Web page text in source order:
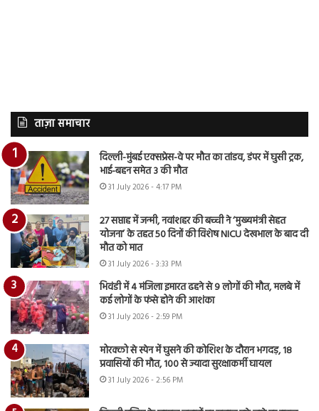
ताज़ा समाचार
दिल्ली-मुंबई एक्सप्रेस-वे पर मौत का तांडव, डंपर में घुसी ट्रक,
भाई-बहन समेत 3 की मौत
31 July 2026 - 4:17 PM
27 सप्ताह में जन्मी, नवांशहर की बच्ची ने ‘मुख्यमंत्री सेहत
योजना’ के तहत 50 दिनों की विशेष NICU देखभाल के बाद दी
मौत को मात
31 July 2026 - 3:33 PM
भिवंडी में 4 मंजिला इमारत ढहने से 9 लोगों की मौत, मलबे में
कई लोगों के फंसे होने की आशंका
31 July 2026 - 2:59 PM
मोरक्को से स्पेन में घुसने की कोशिश के दौरान भगदड़, 18
प्रवासियों की मौत, 100 से ज्यादा सुरक्षाकर्मी घायल
31 July 2026 - 2:56 PM